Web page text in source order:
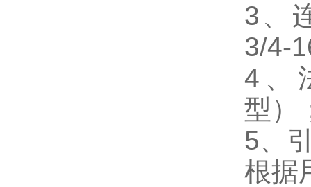
3、
3/4-
4、
型）
5、
根据